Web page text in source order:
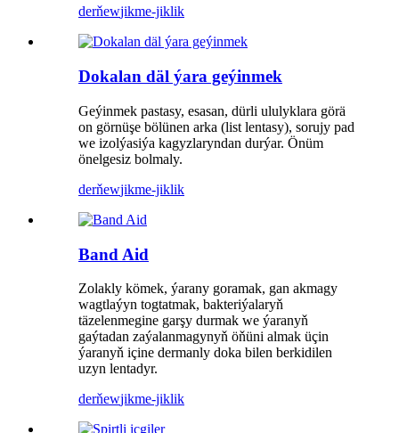
derňewjikme-jiklik
Dokalan däl ýara geýinmek
Geýinmek pastasy, esasan, dürli ululyklara görä
on görnüşe bölünen arka (list lentasy), sorujy pad
we izolýasiýa kagyzlaryndan durýar. Önüm
önelgesiz bolmaly.
derňewjikme-jiklik
Band Aid
Zolakly kömek, ýarany goramak, gan akmagy
wagtlaýyn togtatmak, bakteriýalaryň
täzelenmegine garşy durmak we ýaranyň
gaýtadan zaýalanmagynyň öňüni almak üçin
ýaranyň içine dermanly doka bilen berkidilen
uzyn lentadyr.
derňewjikme-jiklik